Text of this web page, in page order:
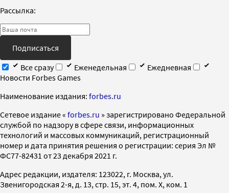
Рассылка:
Подписаться
Все сразу
Еженедельная
Ежедневная
Новости Forbes Games
Наименование издания: forbes.ru
Cетевое издание « forbes.ru » зарегистрировано Федеральной
службой по надзору в сфере связи, информационных
технологий и массовых коммуникаций, регистрационный
номер и дата принятия решения о регистрации: серия Эл №
ФС77-82431 от 23 декабря 2021 г.
Адрес редакции, издателя: 123022, г. Москва, ул.
Звенигородская 2-я, д. 13, стр. 15, эт. 4, пом. X, ком. 1